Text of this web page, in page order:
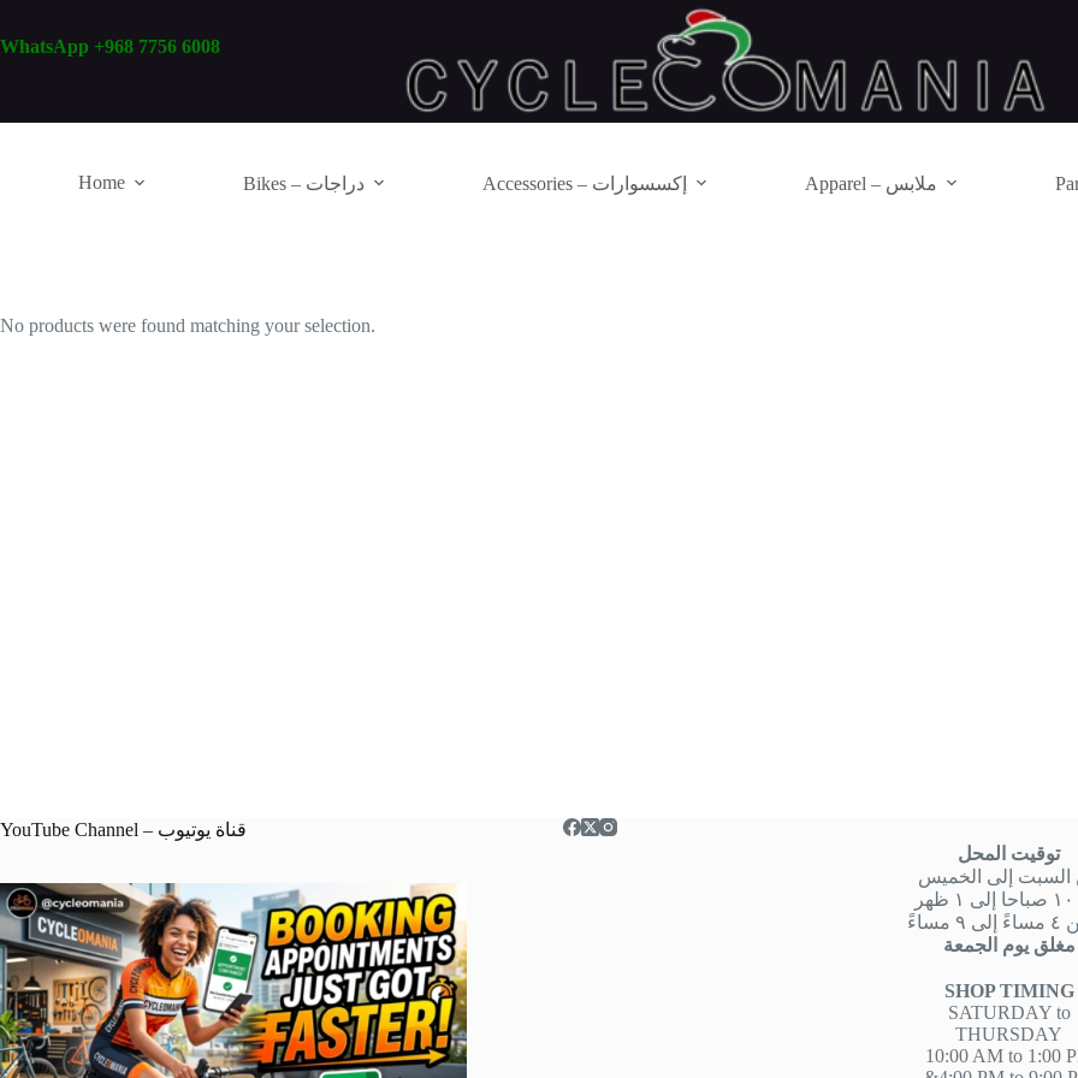
content
WhatsApp +968 7756 6008
Home Bikes – دراجات Accessories – إكسسوارات Apparel – ملابس
No products were found matching your selection.
YouTube Channel – قناة يوتيوب
توقيت المحل
السبت إلى الخميس
مساءً
مغلق يوم الجمعة
SHOP TIMING
SATURDAY to
THURSDAY
10:00 AM to 1:00